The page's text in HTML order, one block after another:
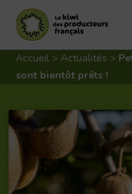
Aller
au
contenu
Accueil >Actualités >
sont bientôt prêts !